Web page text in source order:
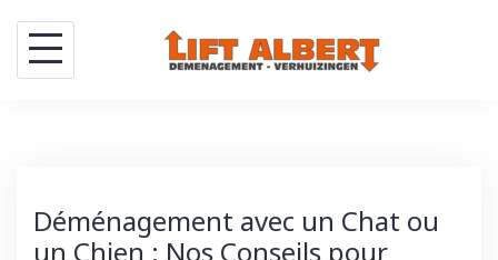
Skip
content
Déménagement avec un Chat ou
un Chien : Nos Conseils pour